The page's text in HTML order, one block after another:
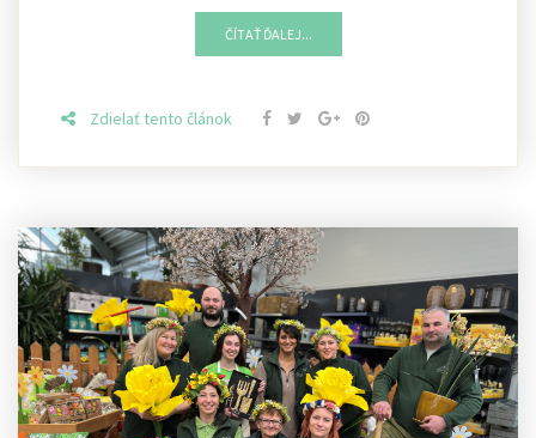
ČÍTAŤ ĎALEJ...
Zdielať tento článok